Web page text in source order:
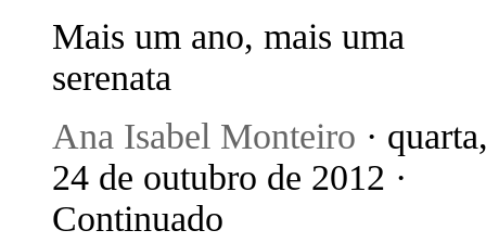
Mais um ano, mais uma
serenata
Ana Isabel Monteiro ·
24 de outubro de 2012 ·
Continuado